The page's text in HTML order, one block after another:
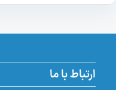
ارتباط با ما